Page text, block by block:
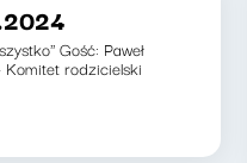
Gość: Paweł
rodzicielski